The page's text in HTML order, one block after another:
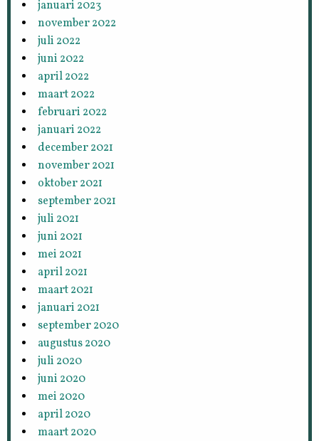
januari 2023
november 2022
juli 2022
juni 2022
april 2022
maart 2022
februari 2022
januari 2022
december 2021
november 2021
oktober 2021
september 2021
juli 2021
juni 2021
mei 2021
april 2021
maart 2021
januari 2021
september 2020
augustus 2020
juli 2020
juni 2020
mei 2020
april 2020
maart 2020